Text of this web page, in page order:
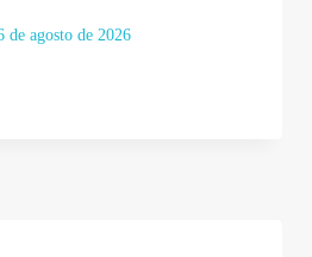
de agosto de 2026